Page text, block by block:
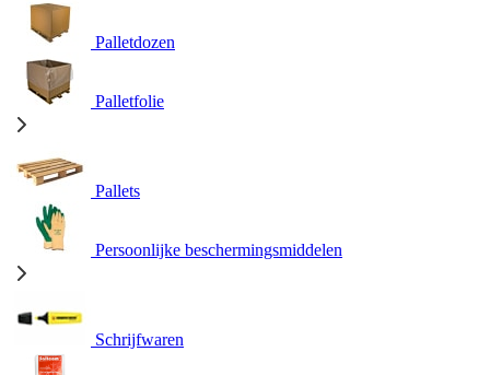
Palletdozen
Palletfolie
Pallets
Persoonlijke beschermingsmiddelen
Schrijfwaren